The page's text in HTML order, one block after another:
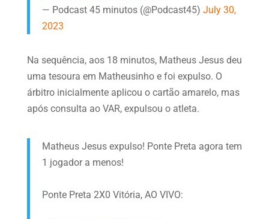
— Podcast 45 minutos (@Podcast45) July 30,
2023
Na sequência, aos 18 minutos, Matheus Jesus deu
uma tesoura em Matheusinho e foi expulso. O
árbitro inicialmente aplicou o cartão amarelo, mas
após consulta ao VAR, expulsou o atleta.
Matheus Jesus expulso! Ponte Preta agora tem
1 jogador a menos!
Ponte Preta 2X0 Vitória, AO VIVO: